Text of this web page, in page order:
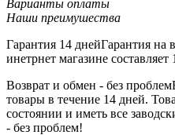
Варианты оплаты
Наши преимушества
Гарантия 14 днейГарантия на
инетрнет магазине составляет
Возврат и обмен - без проблем
товары в течение 14 дней.
состоянии и иметь все
- без проблем!